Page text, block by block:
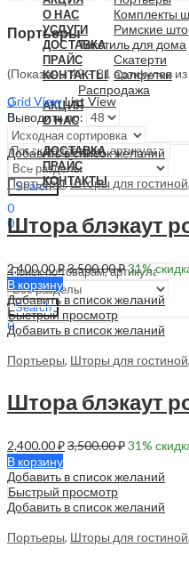
О НАС
УСЛУГИ
ДОСТАВКА
ПРАЙС
КОНТАКТЫ
0
0
0.00₽
Search
Комплекты
Римские
Текстиль для дома
Скатерти
Салфетки
Распродажа
АКЦИЯ
О НАС
УСЛУГИ
ДОСТАВКА
ПРАЙС
КОНТАКТЫ
0
0
0.00₽
Search
0
0.00₽
Портьеры
(Показаны 49 – 81 артикулов из
Grid ViewList View
Выводить по:
Добавить в список желаний
Портьеры,Шторы для гостиной,
2,400.00₽3,500.00₽31%
В корзину
Добавить в список желаний
Быстрый просмотр
Добавить в список желаний
Портьеры, Шторы для гостиной,
2,400.00₽3,500.00₽31%
В корзину
Добавить в список желаний
Быстрый просмотр
Добавить в список желаний
Портьеры, Шторы для гостиной,